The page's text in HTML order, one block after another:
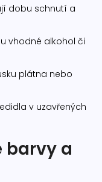
dobu schnutí a
vhodné alkohol či
plátna nebo
v uzavřených
barvy a